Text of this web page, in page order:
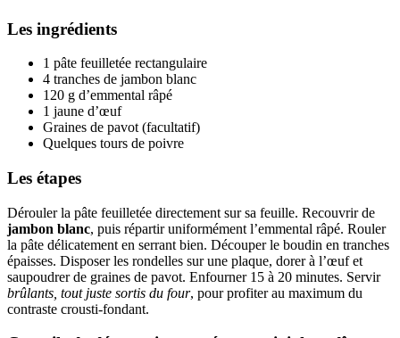
Les ingrédients
1 pâte feuilletée rectangulaire
4 tranches de jambon blanc
120 g d’emmental râpé
1 jaune d’œuf
Graines de pavot (facultatif)
Quelques tours de poivre
Les étapes
Dérouler la pâte feuilletée directement sur sa feuille. Recouvrir de
jambon blanc, puis répartir uniformément l’emmental râpé. Rouler
la pâte délicatement en serrant bien. Découper le boudin en tranches
épaisses. Disposer les rondelles sur une plaque, dorer à l’œuf et
saupoudrer de graines de pavot. Enfourner 15 à 20 minutes. Servir
brûlants, tout juste sortis du four, pour profiter au maximum du
contraste crousti-fondant.